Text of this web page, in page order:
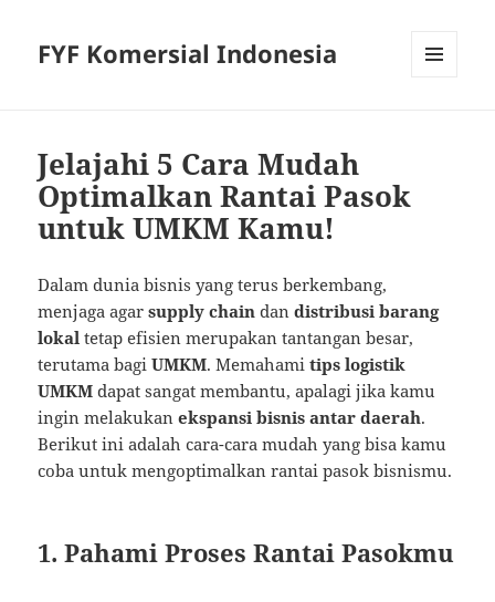
FYF Komersial Indonesia
Jelajahi 5 Cara Mudah
Optimalkan Rantai Pasok
untuk UMKM Kamu!
Dalam dunia bisnis yang terus berkembang,
menjaga agarsupply chain dandistribusi barang
lokal tetap efisien merupakan tantangan besar,
terutama bagiUMKM. Memahamitips logistik
UMKM dapat sangat membantu, apalagi jika kamu
ingin melakukanekspansi bisnis antar daerah.
Berikut ini adalah cara-cara mudah yang bisa kamu
coba untuk mengoptimalkan rantai pasok bisnismu.
1. Pahami Proses Rantai Pasokmu